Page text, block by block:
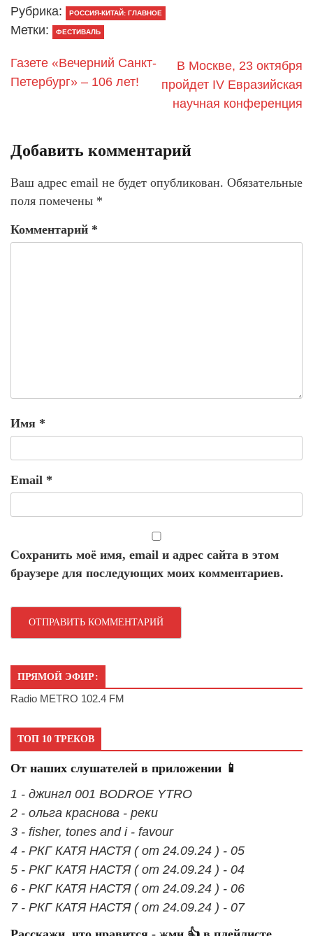
Рубрика: РОССИЯ-КИТАЙ: ГЛАВНОЕ
Метки: ФЕСТИВАЛЬ
Газете «Вечерний Санкт-
Петербург» – 106 лет!
В Москве, 23 октября
пройдет IV Евразийская
научная конференция
Добавить комментарий
Ваш адрес email не будет опубликован. Обязательные
поля помечены *
Комментарий *
Имя *
Email *
Сохранить моё имя, email и адрес сайта в этом
браузере для последующих моих комментариев.
ПРЯМОЙ ЭФИР:
Radio METRO 102.4 FM
ТОП 10 ТРЕКОВ
От наших слушателей в приложении 📱
1 - джингл 001 BODROE YTRO
2 - ольга краснова - реки
3 - fisher, tones and i - favour
4 - РКГ КАТЯ НАСТЯ ( от 24.09.24 ) - 05
5 - РКГ КАТЯ НАСТЯ ( от 24.09.24 ) - 04
6 - РКГ КАТЯ НАСТЯ ( от 24.09.24 ) - 06
7 - РКГ КАТЯ НАСТЯ ( от 24.09.24 ) - 07